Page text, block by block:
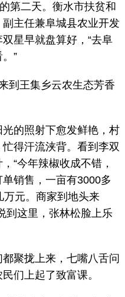
二天。衡水市扶贫和
主任兼阜城县农业开发
星早就盘算好，“去阜
”
王集乡云农生态芳香
的照射下愈发鲜艳，村
得汗流浃背。看到李双
“今年辣椒收成不错，
销售，一亩有3000多
万元。商家到地头来
到这里，张林松脸上乐
聚拢上来，七嘴八舌问
们上起了致富课。